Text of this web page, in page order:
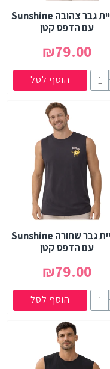
גופיית גבר צהובה Sunshine
עם הדפס קטן
₪79.00
הוסף לסל
גופיית גבר שחורה Sunshine
עם הדפס קטן
₪79.00
הוסף לסל